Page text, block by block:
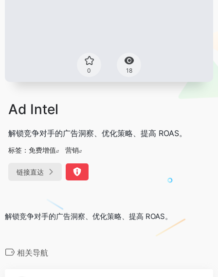
0 18
Ad Intel
解锁竞争对手的广告洞察、优化策略、提高 ROAS。
标签： 免费增值 营销
链接直达
解锁竞争对手的广告洞察、优化策略、提高 ROAS。
相关导航